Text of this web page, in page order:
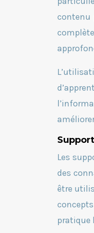
contenu
Les
des
être
pratique